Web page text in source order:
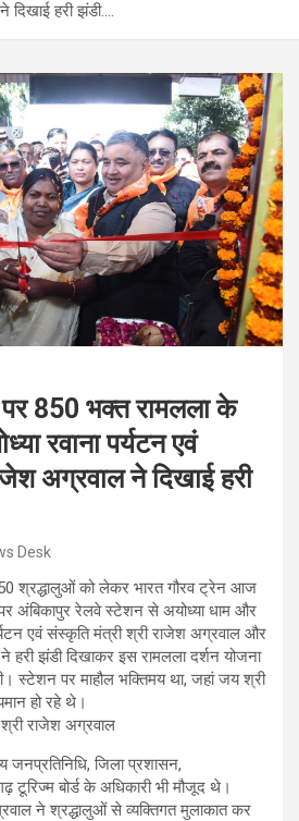
दिखाई हरी झंडी….
850 भक्त रामलला के
रवाना पर्यटन एवं
अग्रवाल ने दिखाई हरी
Desk
श्रद्धालुओं को लेकर भारत गौरव ट्रेन आज
अंबिकापुर रेलवे स्टेशन से अयोध्या धाम और
एवं संस्कृति मंत्री श्री राजेश अग्रवाल और
हरी झंडी दिखाकर इस रामलला दर्शन योजना
स्टेशन पर माहौल भक्तिमय था, जहां जय श्री
हो रहे थे।
जनप्रतिनिधि, जिला प्रशासन,
बोर्ड के अधिकारी भी मौजूद थे।
ने श्रद्धालुओं से व्यक्तिगत मुलाकात कर